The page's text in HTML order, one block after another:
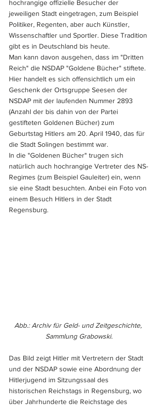
hochrangige offizielle Besucher der
jeweiligen Stadt eingetragen, zum Beispiel
Politiker, Regenten, aber auch Künstler,
Wissenschaftler und Sportler. Diese Tradition
gibt es in Deutschland bis heute.
Man kann davon ausgehen, dass im "Dritten
Reich" die NSDAP "Goldene Bücher" stiftete.
Hier handelt es sich offensichtlich um ein
Geschenk der Ortsgruppe Seesen der
NSDAP mit der laufenden Nummer 2893
(Anzahl der bis dahin von der Partei
gestifteten Goldenen Bücher) zum
Geburtstag Hitlers am 20. April 1940, das für
die Stadt Solingen bestimmt war.
In die "Goldenen Bücher" trugen sich
natürlich auch hochrangige Vertreter des NS-
Regimes (zum Beispiel Gauleiter) ein, wenn
sie eine Stadt besuchten. Anbei ein Foto von
einem Besuch Hitlers in der Stadt
Regensburg.
Abb.: Archiv für Geld- und Zeitgeschichte,
Sammlung Grabowski.
Das Bild zeigt Hitler mit Vertretern der Stadt
und der NSDAP sowie eine Abordnung der
Hitlerjugend im Sitzungssaal des
historischen Reichstags in Regensburg, wo
über Jahrhunderte die Reichstage des